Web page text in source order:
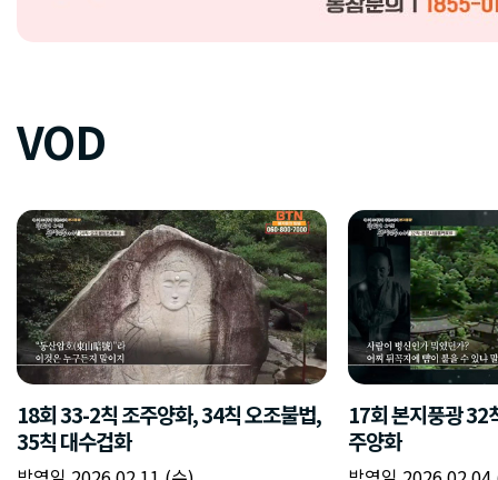
VOD
18회 33-2칙 조주양화, 34칙 오조불법,
35칙 대수겁화
17회 본지풍광 32
주양화